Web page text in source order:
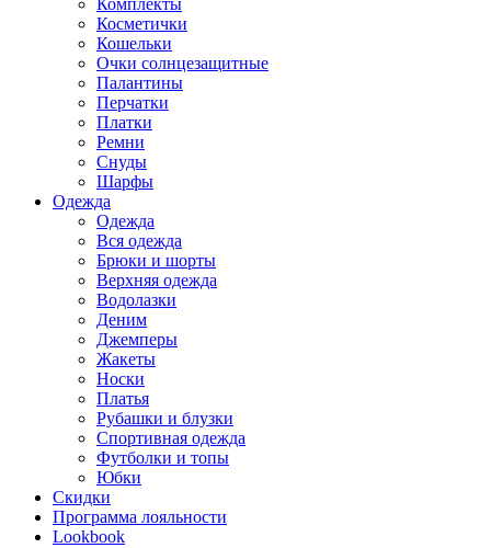
Комплекты
Косметички
Кошельки
Очки солнцезащитные
Палантины
Перчатки
Платки
Ремни
Снуды
Шарфы
Одежда
Одежда
Вся одежда
Брюки и шорты
Верхняя одежда
Водолазки
Деним
Джемперы
Жакеты
Носки
Платья
Рубашки и блузки
Спортивная одежда
Футболки и топы
Юбки
Скидки
Программа лояльности
Lookbook